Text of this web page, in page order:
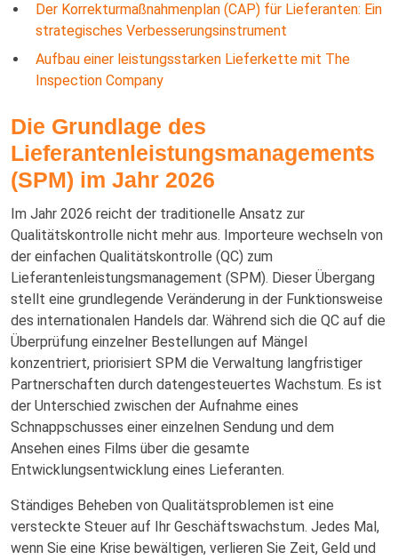
Der Korrekturmaßnahmenplan (CAP) für Lieferanten: Ein
strategisches Verbesserungsinstrument
Aufbau einer leistungsstarken Lieferkette mit The
Inspection Company
Die Grundlage des
Lieferantenleistungsmanagements
(SPM) im Jahr 2026
Im Jahr 2026 reicht der traditionelle Ansatz zur
Qualitätskontrolle nicht mehr aus. Importeure wechseln von
der einfachen Qualitätskontrolle (QC) zum
Lieferantenleistungsmanagement (SPM). Dieser Übergang
stellt eine grundlegende Veränderung in der Funktionsweise
des internationalen Handels dar. Während sich die QC auf die
Überprüfung einzelner Bestellungen auf Mängel
konzentriert, priorisiert SPM die Verwaltung langfristiger
Partnerschaften durch datengesteuertes Wachstum. Es ist
der Unterschied zwischen der Aufnahme eines
Schnappschusses einer einzelnen Sendung und dem
Ansehen eines Films über die gesamte
Entwicklungsentwicklung eines Lieferanten.
Ständiges Beheben von Qualitätsproblemen ist eine
versteckte Steuer auf Ihr Geschäftswachstum. Jedes Mal,
wenn Sie eine Krise bewältigen, verlieren Sie Zeit, Geld und